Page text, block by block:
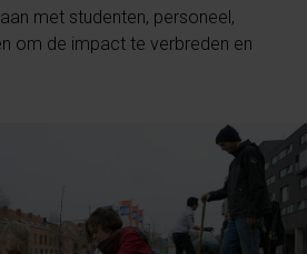
aan met studenten, personeel,
om de impact te verbreden en